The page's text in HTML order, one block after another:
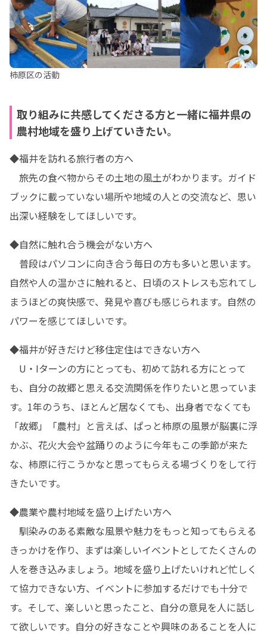
柿原区の活動
取り組みに共感してくださる方と一緒に福井県の
農村地域を盛り上げていきたい。
◆福井を訪れる旅行者の方へ
旅先の食べ物からその土地の風土がわかります。ガイド
ブックに載っていない場所や地域の人との交流など、思い
出深い経験をしてほしいです。
◆自然に触れ合う機会がない方へ
普段はパソコンに向き合う毎日の方も多いと思います。
自然や人の温かさに触れると、日頃のストレスも忘れてし
まうほどの爽快感で、発見や喜びも感じられます。自然の
パワーを感じてほしいです。
◆福井が好きだけど移住定住はできない方へ
U・Iターンの方にとっても、初めて訪れる方にとって
も、自分の故郷と思える交流関係を作りたいと思っていま
す。1年のうち、ほとんど居なくても、出身者でなくても
「故郷」「農村」と言えば、ぱっと柿原の風景が脳裏に浮
かぶ、花火大会や盆踊りのように今年もこの季節が来た
な、柿原に行こうかなと思ってもらえる場づくりをして行
きたいです。
◆農業や農村地域を盛り上げたい方へ
馴染みのある素敵な風景や魅力をもっと知ってもらえる
きっかけを作り、まずは楽しいイベントとしてたくさんの
人を巻き込みましょう。地域を盛り上げたいけれど忙しく
て協力できない方、イベントに参加するだけでも十分で
す。そして、楽しいと思ったこと、自分の意見を人に話し
て欲しいです。自分の好きなことや興味のあることを人に